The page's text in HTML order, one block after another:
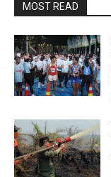
MOST READ